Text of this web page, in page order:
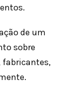
de um
sobre